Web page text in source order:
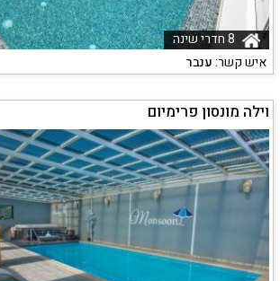
איש קשר:ענבר
וילה מונסון פרימיום